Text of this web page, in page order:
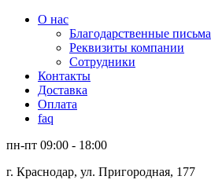
О нас
Благодарственные письма
Реквизиты компании
Сотрудники
Контакты
Доставка
Оплата
faq
пн-пт 09:00 - 18:00
г. Краснодар, ул. Пригородная, 177